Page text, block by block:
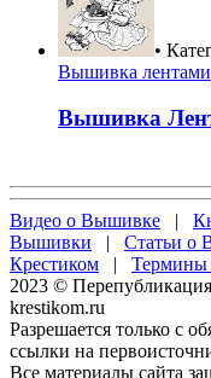
•
Вышивка лентами
Вышивка
Видео о Вышивке |
Вышивки | Статьи о
Крестиком |
2023 ©
krestikom.ru
Разрешается только с
ссылки на
Все материалы сайта